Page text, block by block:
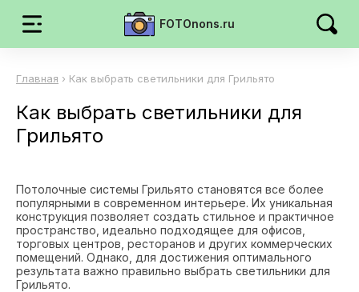
FOTOnons.ru
Главная › Как выбрать светильники для Грильято
Как выбрать светильники для
Грильято
Потолочные системы Грильято становятся все более
популярными в современном интерьере. Их уникальная
конструкция позволяет создать стильное и практичное
пространство, идеально подходящее для офисов,
торговых центров, ресторанов и других коммерческих
помещений. Однако, для достижения оптимального
результата важно правильно выбрать светильники для
Грильято.